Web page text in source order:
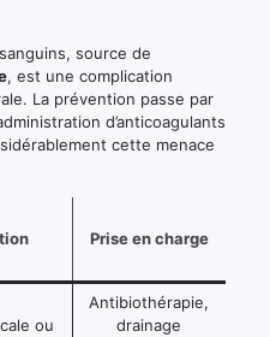
source de
, est une complication
La prévention passe par
d’anticoagulants
cette menace
Prise en charge
ou
Antibiothérapie,
drainage